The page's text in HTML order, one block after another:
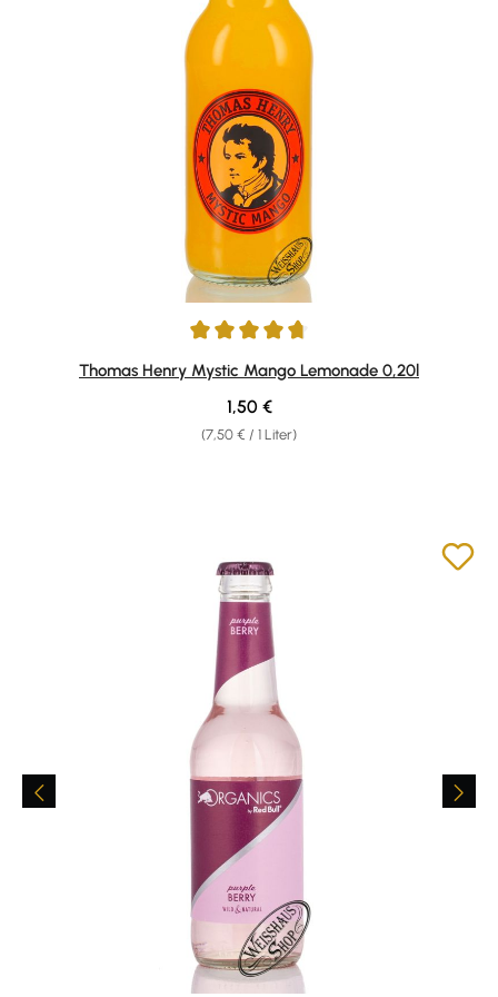
Durchschnittliche Bewertung von 4.87 von 5 Sternen
Thomas Henry Mystic Mango Lemonade 0,20l
(7,50 € / 1 Liter)
Regulärer Preis:
1,50 €